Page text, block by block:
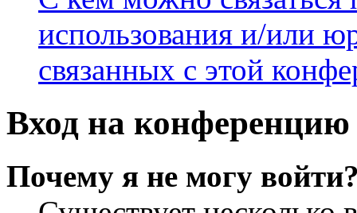
использования и/или
связанных с этой
Вход на конференцию
Почему я не могу